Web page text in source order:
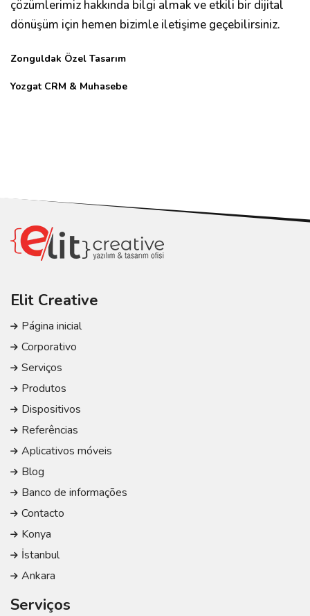
çözümlerimiz hakkında bilgi almak ve etkili bir dijital
dönüşüm için hemen bizimle iletişime geçebilirsiniz.
Zonguldak Özel Tasarım
Yozgat CRM & Muhasebe
Elit Creative
Página inicial
Corporativo
Serviços
Produtos
Dispositivos
Referências
Aplicativos móveis
Blog
Banco de informações
Contacto
Konya
İstanbul
Ankara
Serviços